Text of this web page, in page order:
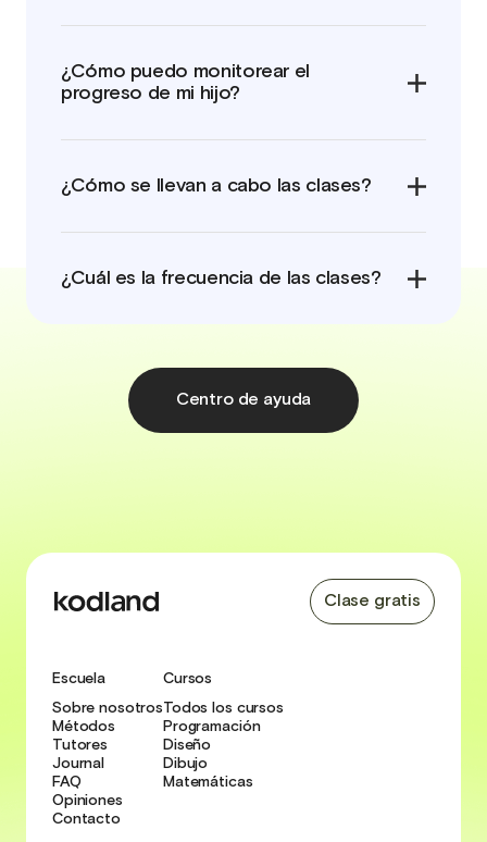
¿Cómo puedo monitorear el
progreso de mi hijo?
¿Cómo se llevan a cabo las clases?
¿Cuál es la frecuencia de las clases?
Centro de ayuda
Clase gratis
Escuela
Sobre nosotros
Métodos
Tutores
Journal
FAQ
Opiniones
Contacto
Cursos
Todos los cursos
Programación
Diseño
Dibujo
Matemáticas